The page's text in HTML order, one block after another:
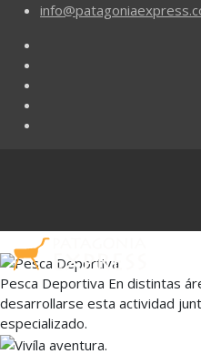
Pesca Deportiva En distintas
desarrollarse esta actividad
especializado.